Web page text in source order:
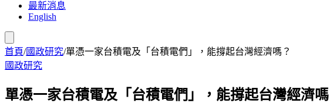
最新消息
English
首頁/國政研究/單憑一家台積電及「台積電們」，能撐起台灣經濟嗎？
國政研究
單憑一家台積電及「台積電們」，能撐起台灣經濟嗎